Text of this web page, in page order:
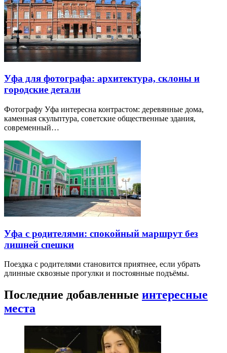
Уфа для фотографа: архитектура, склоны и
городские детали
Фотографу Уфа интересна контрастом: деревянные дома,
каменная скульптура, советские общественные здания,
современный…
Уфа с родителями: спокойный маршрут без
лишней спешки
Поездка с родителями становится приятнее, если убрать
длинные сквозные прогулки и постоянные подъёмы.
Последние добавленные интересные
места